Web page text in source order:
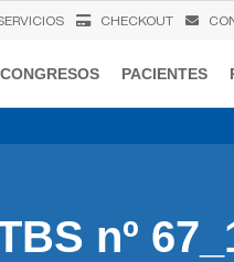
CHECKOUT
CONGRESOS PACIENTES
nº